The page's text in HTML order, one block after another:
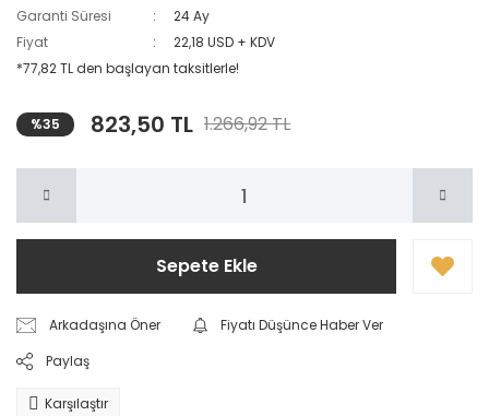
Garanti Süresi
24 Ay
Fiyat
22,18 USD + KDV
*77,82 TL den başlayan taksitlerle!
%35 823,50 TL 1.266,92 TL
Sepete Ekle
Arkadaşına Öner
Fiyatı Düşünce Haber Ver
Paylaş
Karşılaştır